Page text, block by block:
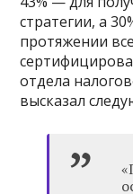
стратегии, а
протяжении
отдела
высказал